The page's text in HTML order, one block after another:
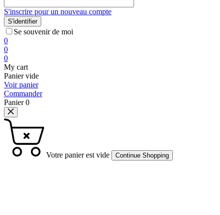
S'inscrire pour un nouveau compte
S'identifier
Se souvenir de moi
0
0
0
My cart
Panier vide
Voir panier
Commander
Panier0
Votre panier est vide Continue Shopping